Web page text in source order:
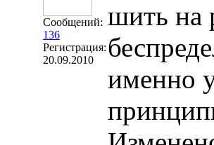
Сообщений:
136
Регистрация:
20.09.2010
шить на
именно